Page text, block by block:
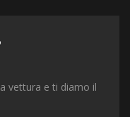
vettura e ti diamo il